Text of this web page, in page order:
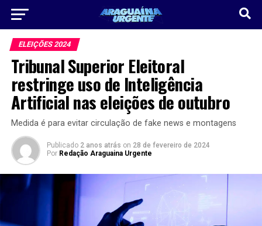
ELEIÇÕES 2024
Tribunal Superior Eleitoral
restringe uso de Inteligência
Artificial nas eleições de outubro
Medida é para evitar circulação de fake news e montagens
Publicado 2 anos atrás on 28 de fevereiro de 2024
Por Redação Araguaina Urgente